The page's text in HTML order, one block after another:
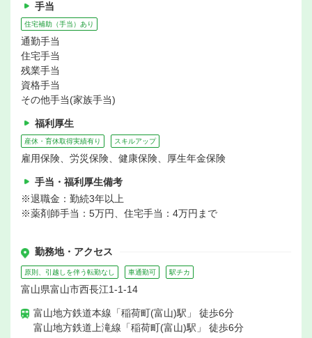
手当
住宅補助（手当）あり
通勤手当
住宅手当
残業手当
資格手当
その他手当(家族手当)
福利厚生
産休・育休取得実績有り スキルアップ
雇用保険、労災保険、健康保険、厚生年金保険
手当・福利厚生備考
※退職金：勤続3年以上
※薬剤師手当：5万円、住宅手当：4万円まで
勤務地・アクセス
原則、引越しを伴う転勤なし 車通勤可 駅チカ
富山県富山市西長江1-1-14
富山地方鉄道本線「稲荷町(富山)駅」 徒歩6分
富山地方鉄道上滝線「稲荷町(富山)駅」 徒歩6分